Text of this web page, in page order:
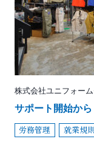
株式会社ユニフォー
サポート開始か
労務管理 就業規